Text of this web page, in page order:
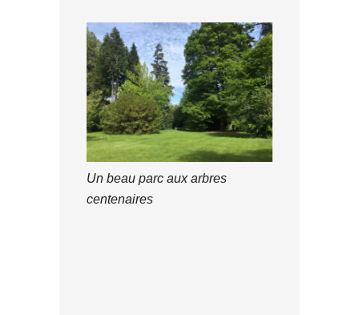
Un beau parc aux arbres
centenaires